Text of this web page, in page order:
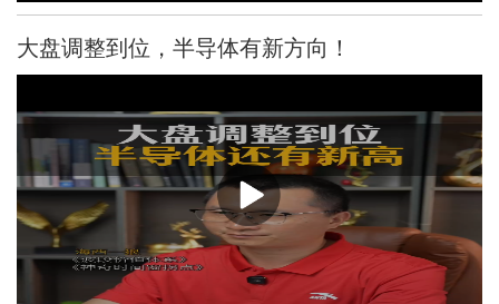
大盘调整到位，半导体有新方向！